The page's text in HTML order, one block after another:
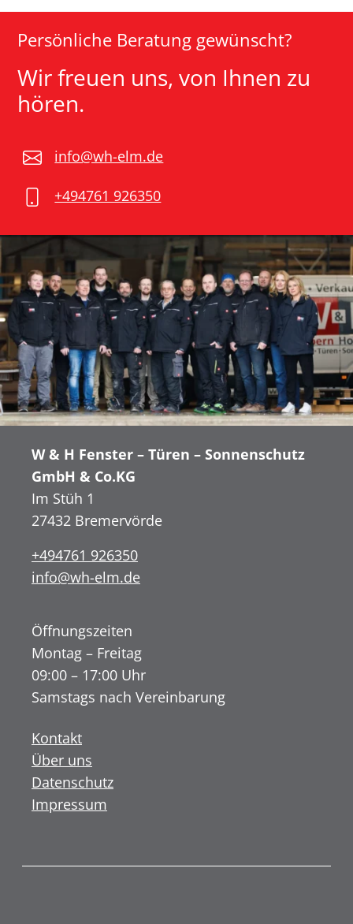
Persönliche Beratung gewünscht?
Wir freuen uns, von Ihnen zu
hören.
info@wh-elm.de
+494761 926350
W & H Fenster – Türen – Sonnenschutz
GmbH & Co.KG
Im Stüh 1
27432 Bremervörde
+494761 926350
info@wh-elm.de
Öffnungszeiten
Montag – Freitag
09:00 – 17:00 Uhr
Samstags nach Vereinbarung
Kontakt
Über uns
Datenschutz
Impressum